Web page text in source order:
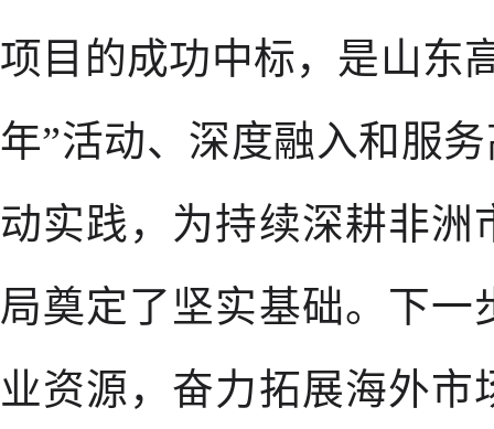
项目的成功中标，是山东
年”活动、深度融入和服
动实践，为持续深耕非
局奠定了坚实基础。下
业资源，奋力拓展海外